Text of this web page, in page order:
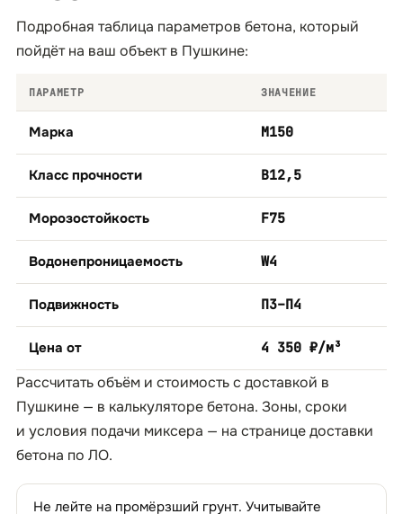
Подробная таблица параметров бетона, который
пойдёт на ваш объект в Пушкине:
ПАРАМЕТР ЗНАЧЕНИЕ
Марка М150
Класс прочности B12,5
Морозостойкость F75
Водонепроницаемость W4
Подвижность П3–П4
Цена от 4 350 ₽/м³
Рассчитать объём и стоимость с доставкой в
Пушкине — в калькуляторе бетона. Зоны, сроки
и условия подачи миксера — на страницедоставки
бетона по ЛО.
Не лейте на промёрзший грунт. Учитывайте